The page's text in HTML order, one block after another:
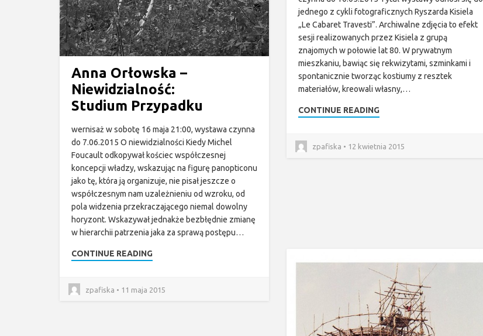
Anna Orłowska –
Niewidzialność:
Studium Przypadku
wernisaż w sobotę 16 maja 21:00, wystawa czynna
do 7.06.2015 O niewidzialności Kiedy Michel
Foucault odkopywał kościec współczesnej
koncepcji władzy, wskazując na figurę panopticonu
jako tę, która ją organizuje, nie pisał jeszcze o
współczesnym nam uzależnieniu od wzroku, od
pola widzenia przekraczającego niemal dowolny
horyzont. Wskazywał jednakże bezbłędnie zmianę
w hierarchii patrzenia jaka za sprawą postępu…
CONTINUE READING
zpafiska • 11 maja 2015
jednego z cykli fotograficznych Ryszarda Kisiela
„Le Cabaret Travesti”. Archiwalne zdjęcia to efekt
sesji realizowanych przez Kisiela z grupą
znajomych w połowie lat 80. W prywatnym
mieszkaniu, bawiąc się rekwizytami, szminkami i
spontanicznie tworząc kostiumy z resztek
materiałów, kreowali własny,…
CONTINUE READING
zpafiska • 12 kwietnia 2015